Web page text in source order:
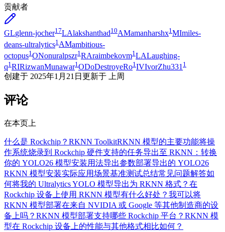
贡献者
GLglenn-jocher17LAlakshanthad10AMamanharshx1MImiles-
deans-ultralytics1 AMambitious-
octopus1 ONonuralpszr1 RAraimbekovm1 LALaughing-
q1RIRizwanMunawar1ODoDestroyeRo1IVIvorZhu331 1
创建于 2025年1月21日 更新于 上周
评论
在本页上
什么是 Rockchip？ RKNN ToolkitRKNN 模型的主要功能将操
作系统烧录到 Rockchip 硬件支持的任务导出至 RKNN：转换
你的 YOLO26 模型安装用法导出参数部署导出的 YOLO26
RKNN 模型安装实际应用场景基准测试总结常见问题解答如
何将我的 Ultralytics YOLO 模型导出为 RKNN 格式？ 在
Rockchip 设备上使用 RKNN 模型有什么好处？ 我可以将
RKNN 模型部署在来自 NVIDIA 或 Google 等其他制造商的设
备上吗？ RKNN 模型部署支持哪些 Rockchip 平台？ RKNN 模
型在 Rockchip 设备上的性能与其他格式相比如何？